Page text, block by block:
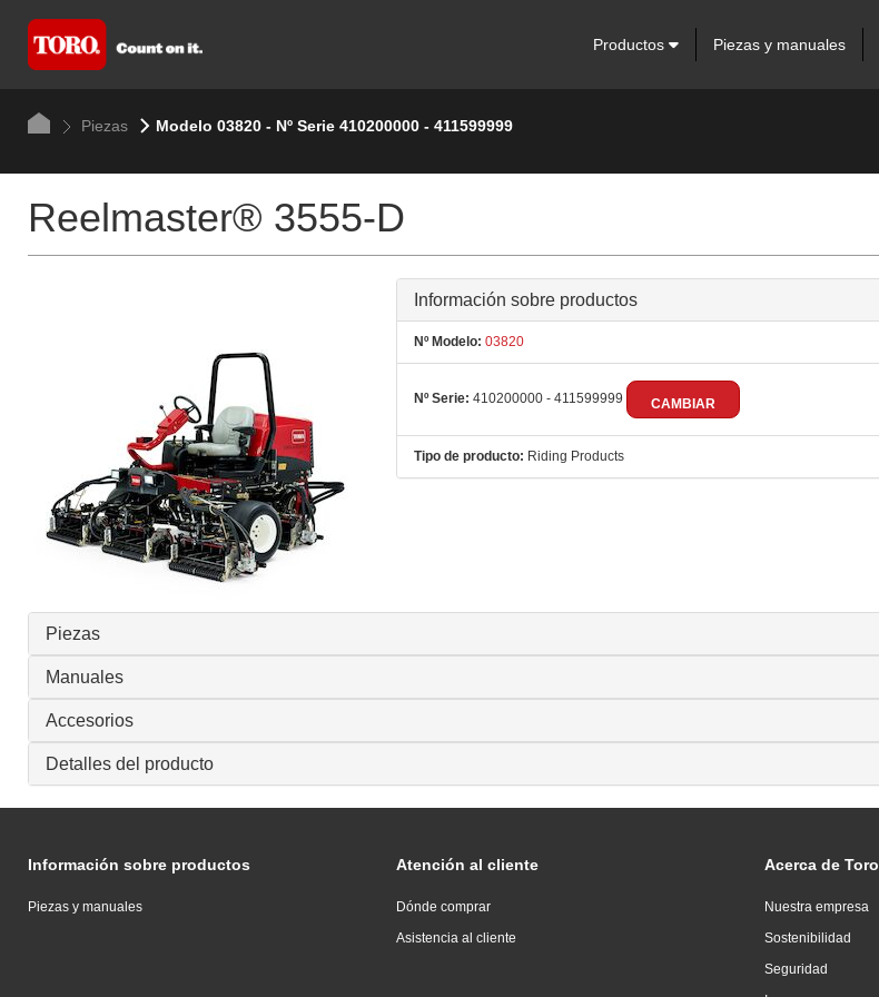
Productos Piezas y manuales
Piezas Modelo 03820 - Nº Serie 410200000 - 411599999
Reelmaster® 3555-D
Información sobre productos
Nº Modelo: 03820
Nº Serie: 410200000 - 411599999 CAMBIAR
Tipo de producto: Riding Products
Piezas
Manuales
Accesorios
Detalles del producto
Información sobre productos
Piezas y manuales
Atención al cliente
Dónde comprar
Asistencia al cliente
Acerca de Toro
Nuestra empresa
Sostenibilidad
Seguridad